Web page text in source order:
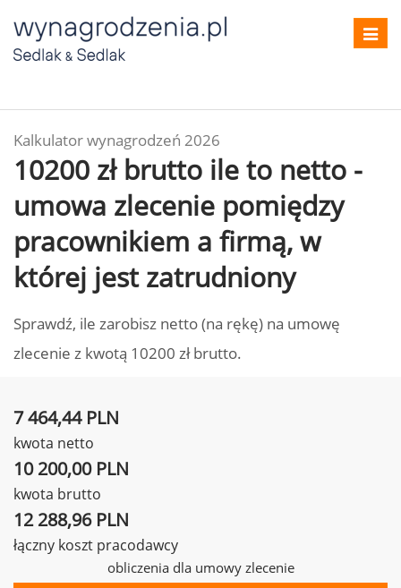
Kalkulator wynagrodzeń 2026
10200 zł brutto ile to netto -
umowa zlecenie pomiędzy
pracownikiem a firmą, w
której jest zatrudniony
Sprawdź, ile zarobisz netto (na rękę) na umowę
zlecenie z kwotą 10200 zł brutto.
7 464,44 PLN
kwota netto
10 200,00 PLN
kwota brutto
12 288,96 PLN
łączny koszt pracodawcy
obliczenia dla umowy zlecenie